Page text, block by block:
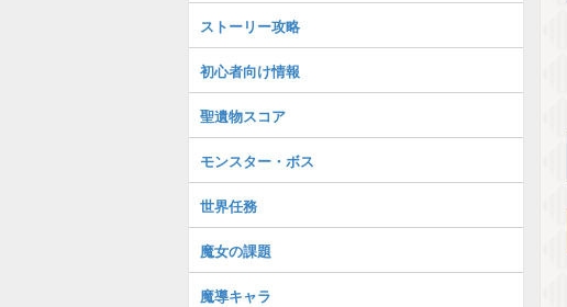
ストーリー攻略
初心者向け情報
聖遺物スコア
モンスター・ボス
世界任務
魔女の課題
魔導キャラ